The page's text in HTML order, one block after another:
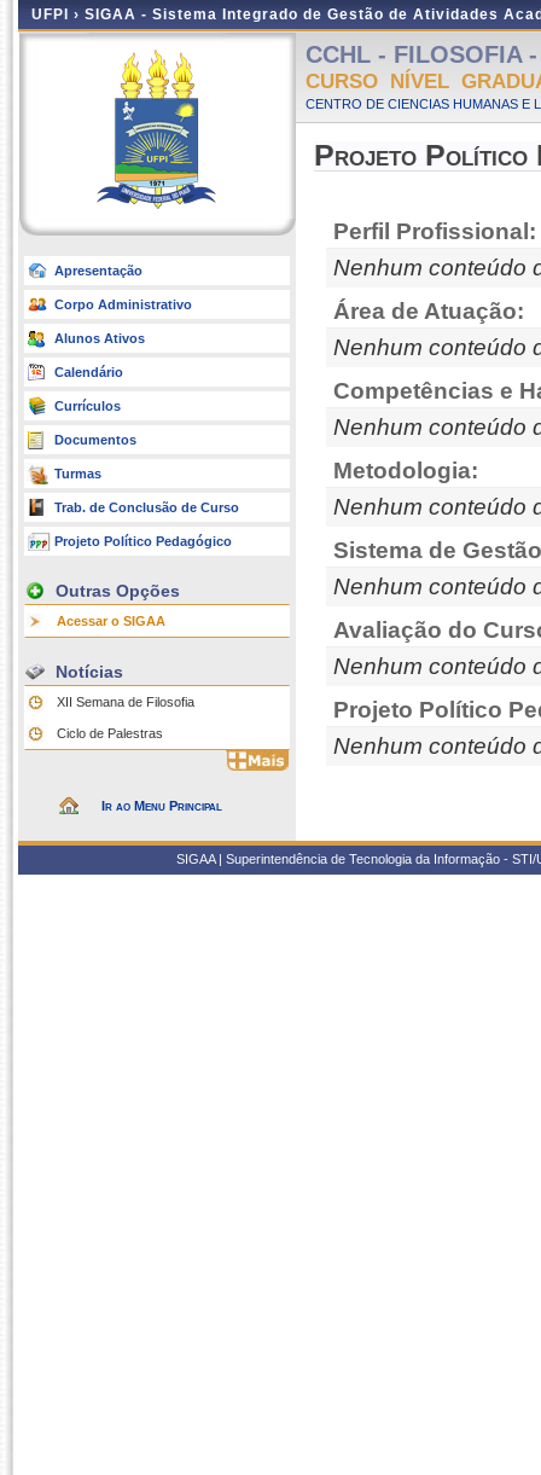
UFPI › SIGAA - Sistema Integrado de Gestão de Atividades
Apresentação
Corpo Administrativo
Alunos Ativos
Calendário
Currículos
Documentos
Turmas
Trab. de Conclusão de Curso
Projeto Político Pedagógico
Outras Opções
Acessar o SIGAA
Notícias
XII Semana de Filosofia
Ciclo de Palestras
Ir ao Menu Principal
CCHL - FILOSOFIA
CURSO NÍVEL
CENTRO DE CIENCIAS HUMANAS E
Projeto Político
Perfil Profissional:
Nenhum conteúdo
Área de Atuação:
Nenhum conteúdo
Competências e
Nenhum conteúdo
Metodologia:
Nenhum conteúdo
Sistema de
Nenhum conteúdo
Avaliação do
Nenhum conteúdo
Projeto Político
Nenhum conteúdo
SIGAA | Superintendência de Tecnologia da Informação -